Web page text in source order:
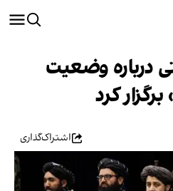
درباره وضعیت
کرد
اشتراک‌گذاری